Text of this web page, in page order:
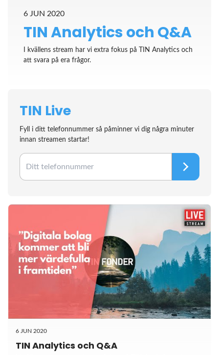
6 JUN 2020
TIN Analytics och Q&A
I kvällens stream har vi extra fokus på TIN Analytics och
att svara på era frågor.
TIN Live
Fyll i ditt telefonnummer så påminner vi dig några minuter
innan streamen startar!
6 JUN 2020
TIN Analytics och Q&A